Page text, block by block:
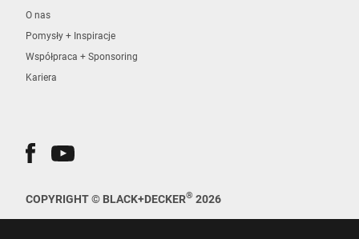
O nas
Pomysły + Inspiracje
Współpraca + Sponsoring
Kariera
COPYRIGHT © BLACK+DECKER® 2026